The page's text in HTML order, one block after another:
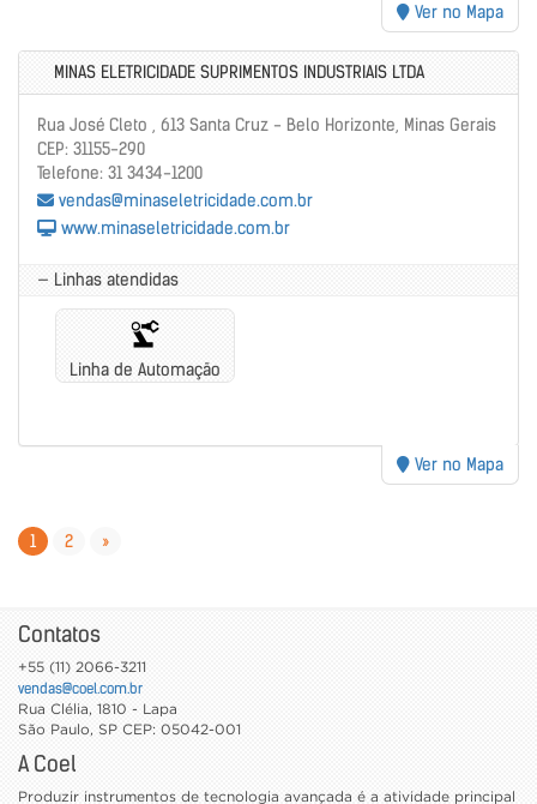
Ver no Mapa
MINAS ELETRICIDADE SUPRIMENTOS INDUSTRIAIS LTDA
Rua José Cleto , 613 Santa Cruz - Belo Horizonte, Minas Gerais
CEP: 31155-290
Telefone: 31 3434-1200
vendas@minaseletricidade.com.br
www.minaseletricidade.com.br
— Linhas atendidas
Linha de Automação
Ver no Mapa
1 2 »
Contatos
+55 (11) 2066-3211
vendas@coel.com.br
Rua Clélia, 1810 - Lapa
São Paulo, SP CEP: 05042-001
A Coel
Produzir instrumentos de tecnologia avançada é a atividade principal